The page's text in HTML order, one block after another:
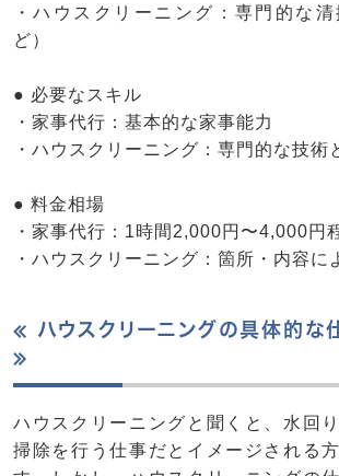
・ハウスクリーニング：専門的な
ど）
● 必要なスキル
・家事代行：基本的な家事能力
・ハウスクリーニング：専門的な技術
● 料金相場
・家事代行：1時間2,000円〜4,000円
・ハウスクリーニング：箇所・内容に
≪ ハウスクリーニングの具体的な
≫
ハウスクリーニングと聞くと、水回
掃除を行う仕事だとイメージされる